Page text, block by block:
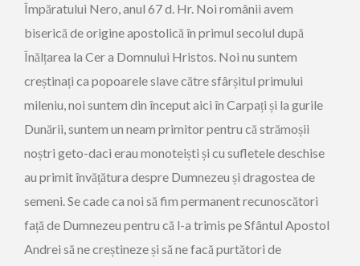
Împăratului Nero, anul 67 d. Hr. Noi românii avem
biserică de origine apostolică în primul secolul după
Înălțarea la Cer a Domnului Hristos. Noi nu suntem
creștinați ca popoarele slave către sfârșitul primului
mileniu, noi suntem din început aici în Carpați și la gurile
Dunării, suntem un neam primitor pentru că strămoșii
noștri geto-daci erau monoteiști și cu sufletele deschise
au primit învățătura despre Dumnezeu și dragostea de
semeni. Se cade ca noi să fim permanent recunoscători
față de Dumnezeu pentru că l-a trimis pe Sfântul Apostol
Andrei să ne creștineze și să ne facă purtători de